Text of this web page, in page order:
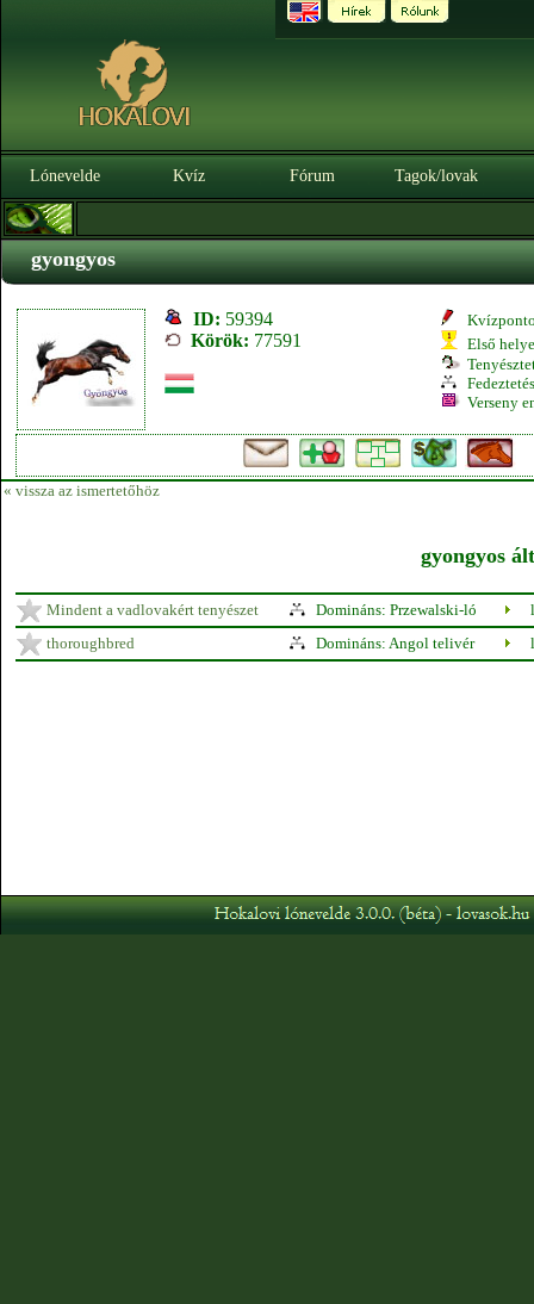
Lónevelde Kvíz Fórum Tagok/lovak
gyongyos
ID: 59394
Körök: 77591
Első
Verseny
« vissza az ismertetőhöz
gyongyos
Mindent a vadlovakért tenyészet Domináns: Przewalski-ló
thoroughbred
Domináns: Angol telivér